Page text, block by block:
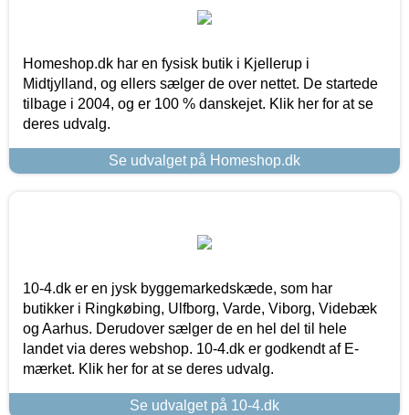
Homeshop.dk har en fysisk butik i Kjellerup i
Midtjylland, og ellers sælger de over nettet. De startede
tilbage i 2004, og er 100 % danskejet. Klik her for at se
deres udvalg.
Se udvalget på Homeshop.dk
10-4.dk er en jysk byggemarkedskæde, som har
butikker i Ringkøbing, Ulfborg, Varde, Viborg, Videbæk
og Aarhus. Derudover sælger de en hel del til hele
landet via deres webshop. 10-4.dk er godkendt af E-
mærket. Klik her for at se deres udvalg.
Se udvalget på 10-4.dk